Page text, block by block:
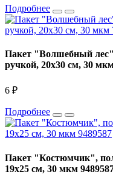
Подробнее
Пакет "Волшебный
ручкой, 20х30 см, 30
6 ₽
Подробнее
Пакет "Костюмчик",
19х25 см, 30 мкм